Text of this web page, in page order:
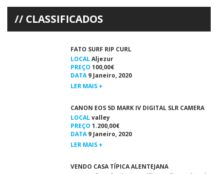
CLASSIFICADOS
FATO SURF RIP CURL
LOCALAljezur
PREÇO 100,00€
DATA9 Janeiro, 2020
LER MAIS +
CANON EOS 5D MARK IV DIGITAL SLR CAMERA
LOCALvalley
PREÇO 1.200,00€
DATA9 Janeiro, 2020
LER MAIS +
VENDO CASA TÍPICA ALENTEJANA